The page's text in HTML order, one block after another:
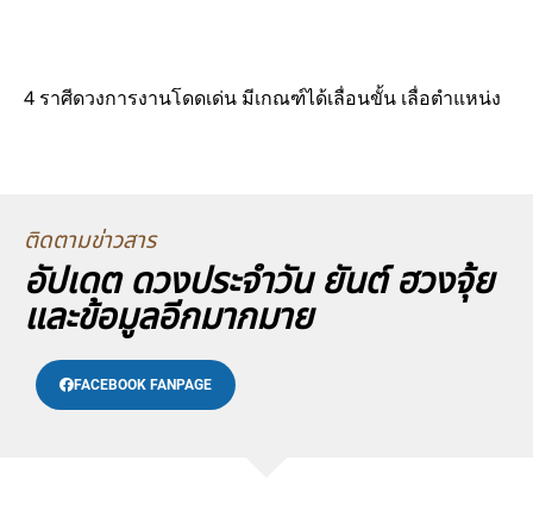
4 ราศีดวงการงานโดดเด่น มีเกณฑ์ได้เลื่อนขั้น เลื่อตำแหน่ง
ติดตามข่าวสาร
อัปเดต ดวงประจำวัน ยันต์ ฮวงจุ้ย
และข้อมูลอีกมากมาย
FACEBOOK FANPAGE